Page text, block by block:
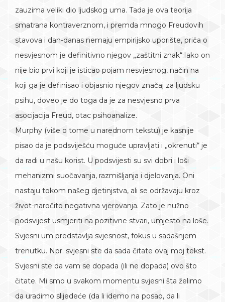
zauzima veliki dio ljudskog uma. Tada je ova teorija
smatrana kontraverznom, i premda mnogo Freudovih
stavova i dan-danas nemaju empirijsko uporište, priča o
nesvjesnom je definitivno njegov „zaštitni znak“:Iako on
nije bio prvi koji je isticao pojam nesvjesnog, način na
koji ga je definisao i objasnio njegov značaj za ljudsku
psihu, doveo je do toga da je za nesvjesno prva
asocijacija Freud, otac psihoanalize.
Murphy (više o tome u narednom tekstu) je kasnije
pisao da je podsviješću moguće upravljati i „okrenuti“ je
da radi u našu korist. U podsvijesti su svi dobri i loši
mehanizmi suočavanja, razmišljanja i djelovanja. Oni
nastaju tokom našeg djetinjstva, ali se održavaju kroz
život-naročito negativna vjerovanja. Zato je nužno
podsvijest usmjeriti na pozitivne stvari, umjesto na loše.
Svjesni um predstavlja svjesnost, fokus u sadašnjem
trenutku. Npr. svjesni ste da sada čitate ovaj moj tekst.
Svjesni ste da vam se dopada (ili ne dopada) ovo što
čitate. Mi smo u svakom momentu svjesni šta želimo
da uradimo slijedeće (da li idemo na posao, da li